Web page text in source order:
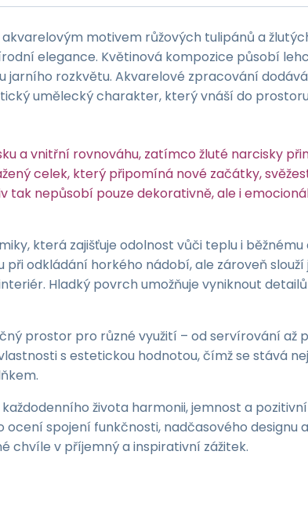
motivem růžových tulipánů a
elegance. Květinová kompozice působí
jarního rozkvětu. Akvarelové zpracování
umělecký charakter, který vnáší do
a vnitřní rovnováhu, zatímco žluté narcisky
celek, který připomíná nové začátky,
tak nepůsobí pouze dekorativně, ale i
která zajišťuje odolnost vůči teplu i
odkládání horkého nádobí, ale zároveň
Hladký povrch umožňuje vyniknout
prostor pro různé využití – od servírování až
s estetickou hodnotou, čímž se stává
života harmonii, jemnost a
ocení spojení funkčnosti, nadčasového designu
chvíle v příjemný a inspirativní zážitek.